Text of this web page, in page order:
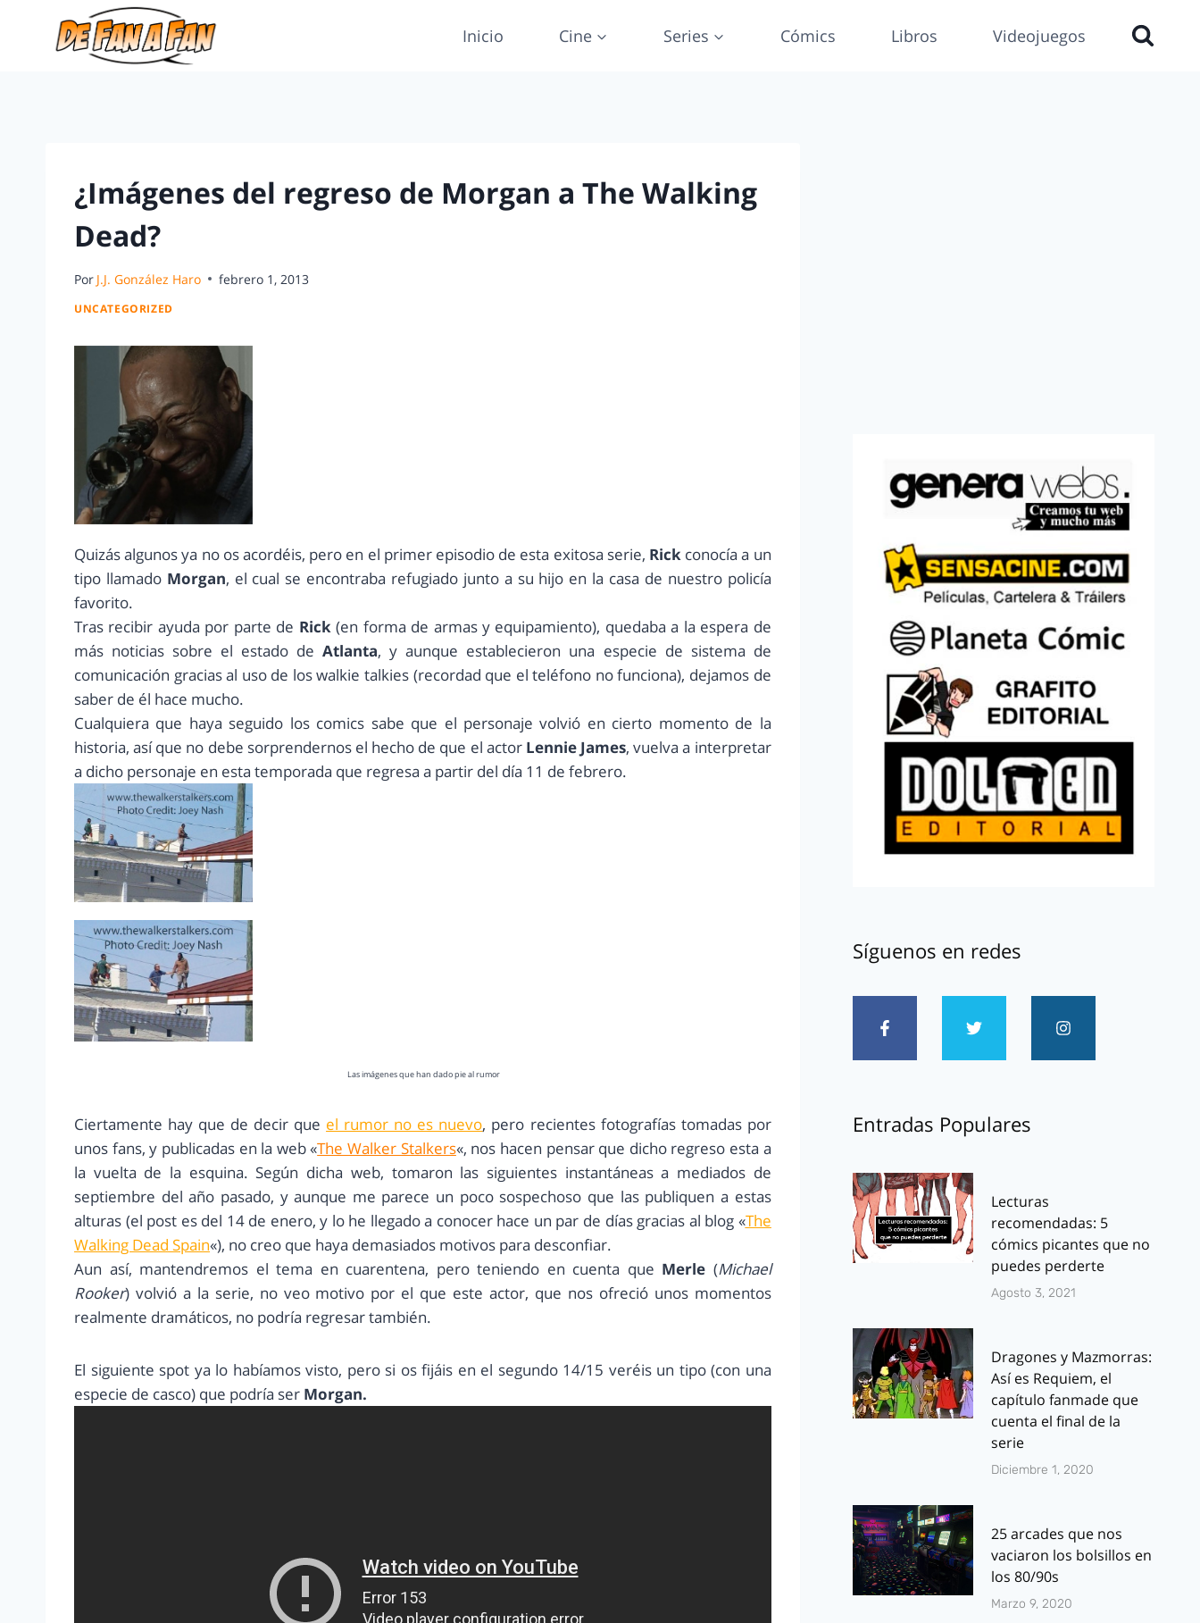
Inicio Cine Series Cómics Libros Videojuegos
¿Imágenes del regreso de Morgan a The Walking
Dead?
Por J.J. González Haro febrero 1, 2013
UNCATEGORIZED
Quizás algunos ya no os acordéis, pero en el primer episodio de esta exitosa serie, Rick conocía a un
tipo llamado Morgan, el cual se encontraba refugiado junto a su hijo en la casa de nuestro policía
favorito.
Tras recibir ayuda por parte de Rick(en forma de armas y equipamiento), quedaba a la espera de
más noticias sobre el estado deAtlanta, y aunque establecieron una especie de sistema de
comunicación gracias al uso de los walkie talkies (recordad que el teléfono no funciona), dejamos de
saber de él hace mucho.
Cualquiera que haya seguido los comics sabe que el personaje volvió en cierto momento de la
historia, así que no debe sorprendernos el hecho de que el actor Lennie James, vuelva a interpretar
a dicho personaje en esta temporada que regresa a partir del día 11 de febrero.
Las imágenes que han dado pie al rumor
Ciertamente hay que de decir que el rumor no es nuevo, pero recientes fotografías tomadas por
unos fans, y publicadas en la web «The Walker Stalkers«, nos hacen pensar que dicho regreso esta a
la vuelta de la esquina. Según dicha web, tomaron las siguientes instantáneas a mediados de
septiembre del año pasado, y aunque me parece un poco sospechoso que las publiquen a estas
alturas (el post es del 14 de enero, y lo he llegado a conocer hace un par de días gracias al blog «The
Walking Dead Spain«), no creo que haya demasiados motivos para desconfiar.
Aun así, mantendremos el tema en cuarentena, pero teniendo en cuenta que Merle (Michael
Rooker) volvió a la serie, no veo motivo por el que este actor, que nos ofreció unos momentos
realmente dramáticos, no podría regresar también.
El siguiente spot ya lo habíamos visto, pero si os fijáis en el segundo 14/15 veréis un tipo (con una
especie de casco) que podría ser Morgan.
Síguenos en redes
Entradas Populares
Lecturas
recomendadas: 5
cómics picantes que no
puedes perderte
Agosto 3, 2021
Dragones y Mazmorras:
Así es Requiem, el
capítulo fanmade que
cuenta el final de la
serie
Diciembre 1, 2020
25 arcades que nos
vaciaron los bolsillos en
los 80/90s
Marzo 9, 2020